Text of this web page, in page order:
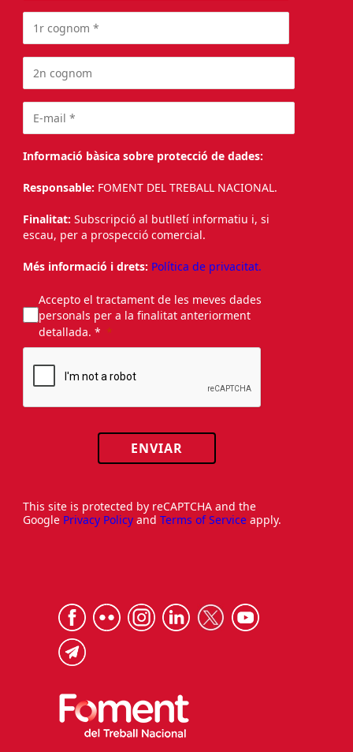
Informació bàsica sobre protecció de dades:
Responsable: FOMENT DEL TREBALL NACIONAL.
Finalitat: Subscripció al butlletí informatiu i, si
escau, per a prospecció comercial.
Més informació i drets: Política de privacitat.
Accepto el tractament de les meves dades
personals per a la finalitat anteriorment
detallada. *
ENVIAR
This site is protected by reCAPTCHA and the
Google Privacy Policy and Terms of Service apply.